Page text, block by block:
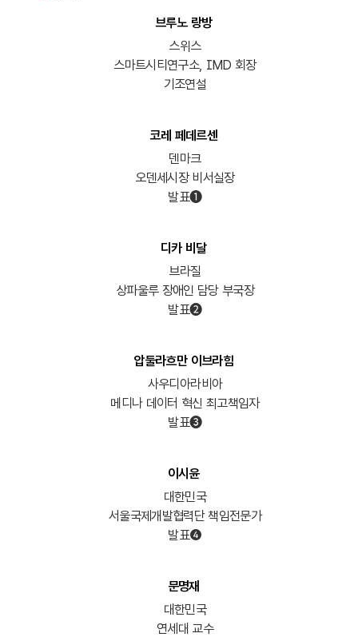
브루노 랑방
스위스
스마트시티연구소, IMD 회장
기조연설
코레 페데르센
덴마크
오덴세시장 비서실장
발표➊
디카 비달
브라질
상파울루 장애인 담당 부국장
발표➋
압둘라흐만 이브라힘
사우디아라비아
메디나 데이터 혁신 최고책임자
발표➌
이시윤
대한민국
서울국제개발협력단 책임전문가
발표❹
문명재
대한민국
연세대 교수